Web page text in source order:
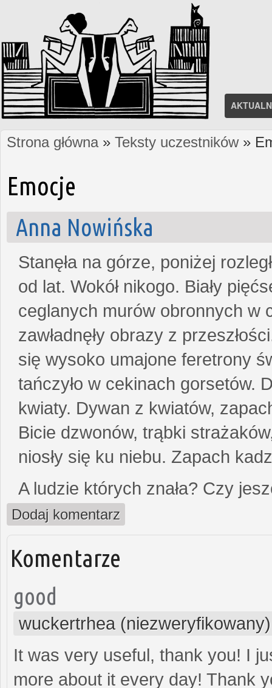
Jesteś tutaj
Strona główna» Teksty uczestników»
Emocje
Anna Nowińska
Stanęła na górze, poniżej
od lat. Wokół nikogo. Biały
ceglanych murów obronnych w
zawładnęły obrazy z
się wysoko umajone feretrony
tańczyło w cekinach gorsetów.
kwiaty. Dywan z kwiatów,
Bicie dzwonów, trąbki
niosły się ku niebu. Zapach
A ludzie których znała? Czy
Dodaj komentarz
Komentarze
good
wuckertrhea (niezweryfikowany)
It was very useful, thank you! I
more about it every day! Thank